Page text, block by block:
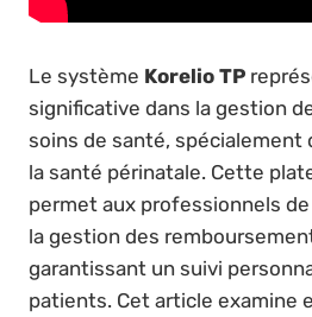
Le système Korelio TP
significative dans la gestion
soins de santé, spécialement
la santé périnatale. Cette
permet aux professionnels
la gestion des
garantissant un suivi
patients. Cet article examine